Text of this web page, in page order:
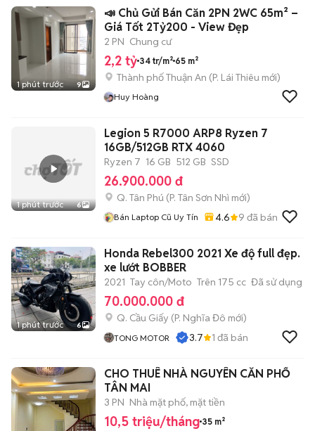
1 phút trước 9
📣 Chủ Gửi Bán Căn 2PN 2WC 65m² –
Giá Tốt 2Tỷ200 - View Đẹp
2 PN Chung cư
2,2 tỷ 34 tr/m² 65 m²
Thành phố Thuận An (P. Lái Thiêu mới)
Huy Hoàng
1 phút trước 6
Legion 5 R7000 ARP8 Ryzen 7
16GB/512GB RTX 4060
Ryzen 7 16 GB 512 GB SSD
26.900.000 đ
Q. Tân Phú (P. Tân Sơn Nhì mới)
Bán Laptop Cũ Uy Tín 4.6 9 đã bán
1 phút trước 6
Honda Rebel300 2021 Xe độ full đẹp.
xe lướt BOBBER
2021 Tay côn/Moto Trên 175 cc Đã sử dụng
70.000.000 đ
Q. Cầu Giấy (P. Nghĩa Đô mới)
TONG MOTOR 3.7 1 đã bán
CHO THUÊ NHÀ NGUYÊN CĂN PHỐ
TÂN MAI
3 PN Nhà mặt phố, mặt tiền
10,5 triệu/tháng 35 m²